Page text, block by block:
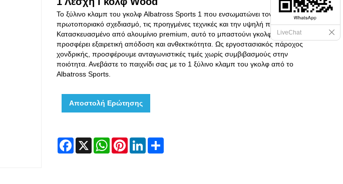
Το ξύλινο κλαμπ του γκολφ Albatross Sports 1 που ενσωματώνει τον
πρωτοποριακό σχεδιασμό, τις προηγμένες τεχνικές και την υψηλή ποιότητα.
Κατασκευασμένο από αλουμίνιο premium, αυτό το μπαστούνι γκολφ
προσφέρει εξαιρετική απόδοση και ανθεκτικότητα. Ως εργοστασιακός πάροχος
χονδρικής, προσφέρουμε ανταγωνιστικές τιμές χωρίς συμβιβασμούς στην
ποιότητα. Ανεβάστε το παιχνίδι σας με το 1 ξύλινο κλαμπ του γκολφ από το
Albatross Sports.
Αποστολή Ερώτησης
Facebook
X WhatsApp
Pinterest
LinkedIn
LiveChat